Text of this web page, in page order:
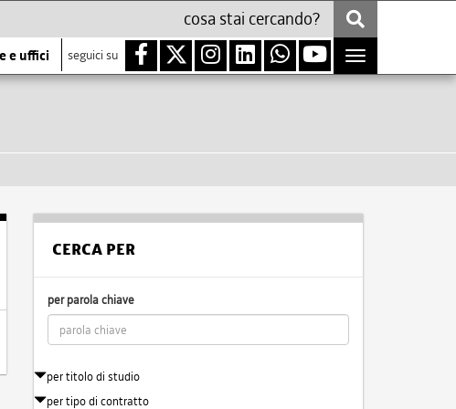
e uffici seguici su
Toggle
navigation
CERCA PER
per parola chiave
per titolo di studio
per tipo di contratto